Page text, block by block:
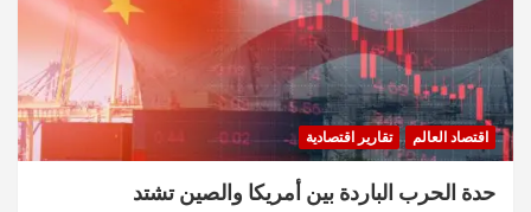
اقتصاد العالم تقارير اقتصادية
حدة الحرب الباردة بين أمريكا والصين تشتد